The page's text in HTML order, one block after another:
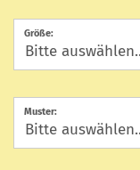
Größe:
Muster: